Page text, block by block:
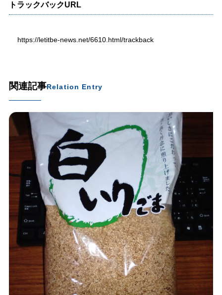
トラックバックURL
https://letitbe-news.net/6610.html/trackback
関連記事Relation Entry